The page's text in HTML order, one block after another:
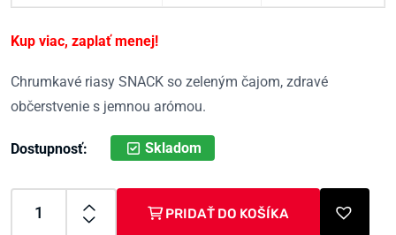
Kup viac, zaplať menej!
Chrumkavé riasy SNACK so zeleným čajom, zdravé
občerstvenie s jemnou arómou.
Dostupnosť: Skladom
PRIDAŤ DO KOŠÍKA